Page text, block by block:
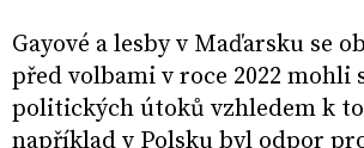
Gayové a lesby v Maďarsku se
před volbami v roce 2022 mohli
politických útoků vzhledem k
například v Polsku byl odpor